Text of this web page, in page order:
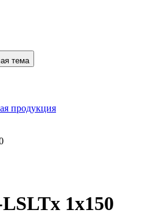
тема
продукция
1х150